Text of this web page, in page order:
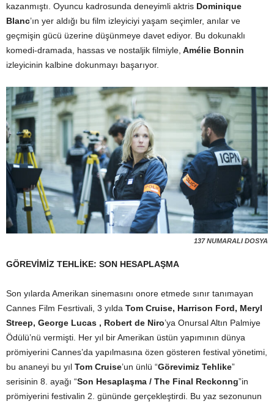
kazanmıştı. Oyuncu kadrosunda deneyimli aktris Dominique
Blanc’ın yer aldığı bu film izleyiciyi yaşam seçimler, anılar ve
geçmişin gücü üzerine düşünmeye davet ediyor. Bu dokunaklı
komedi-dramada, hassas ve nostaljik filmiyle, Amélie Bonnin
izleyicinin kalbine dokunmayı başarıyor.
137 NUMARALI DOSYA
GÖREVİMİZ TEHLİKE: SON HESAPLAŞMA
Son yılarda Amerikan sinemasını onore etmede sınır tanımayan
Cannes Film Fesrtivali, 3 yılda Tom Cruise, Harrison Ford, Meryl
Streep, George Lucas , Robert de Niro’ya Onursal Altın Palmiye
Ödülü’nü vermişti. Her yıl bir Amerikan üstün yapımının dünya
prömiyerini Cannes’da yapılmasına özen gösteren festival yönetimi,
bu ananeyi bu yıl Tom Cruise’un ünlü “Görevimiz Tehlike”
serisinin 8. ayağı “Son Hesaplaşma / The Final Reckonng”in
prömiyerini festivalin 2. gününde gerçekleştirdi. Bu yaz sezonunun